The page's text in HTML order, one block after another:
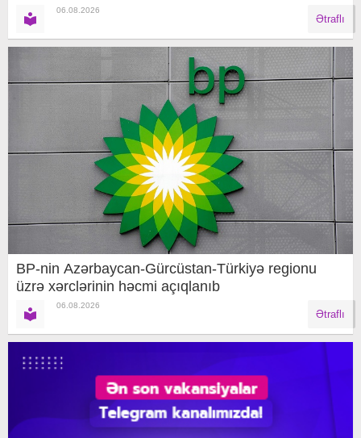
06.08.2026
Ətraflı
BP-nin Azərbaycan-Gürcüstan-Türkiyə regionu
üzrə xərclərinin həcmi açıqlanıb
06.08.2026
Ətraflı